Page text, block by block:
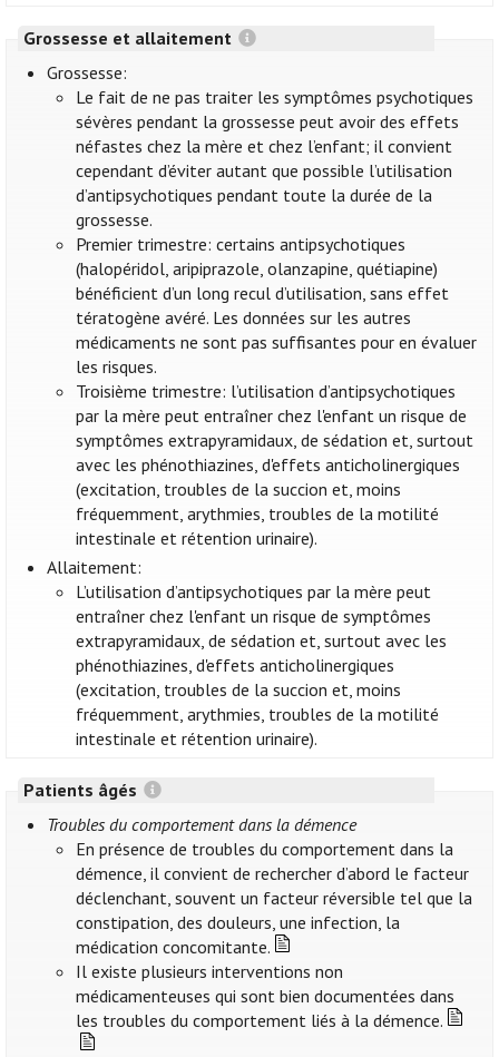
Grossesse et allaitement
Grossesse:
Le fait de ne pas traiter les symptômes psychotiques
sévères pendant la grossesse peut avoir des effets
néfastes chez la mère et chez l’enfant; il convient
cependant d’éviter autant que possible l’utilisation
d’antipsychotiques pendant toute la durée de la
grossesse.
Premier trimestre: certains antipsychotiques
(halopéridol, aripiprazole, olanzapine, quétiapine)
bénéficient d’un long recul d’utilisation, sans effet
tératogène avéré. Les données sur les autres
médicaments ne sont pas suffisantes pour en évaluer
les risques.
Troisième trimestre: l’utilisation d’antipsychotiques
par la mère peut entraîner chez l'enfant un risque de
symptômes extrapyramidaux, de sédation et, surtout
avec les phénothiazines, d'effets anticholinergiques
(excitation, troubles de la succion et, moins
fréquemment, arythmies, troubles de la motilité
intestinale et rétention urinaire).
Allaitement:
L’utilisation d’antipsychotiques par la mère peut
entraîner chez l'enfant un risque de symptômes
extrapyramidaux, de sédation et, surtout avec les
phénothiazines, d'effets anticholinergiques
(excitation, troubles de la succion et, moins
fréquemment, arythmies, troubles de la motilité
intestinale et rétention urinaire).
Patients âgés
Troubles du comportement dans la démence
En présence de troubles du comportement dans la
démence, il convient de rechercher d’abord le facteur
déclenchant, souvent un facteur réversible tel que la
constipation, des douleurs, une infection, la
médication concomitante.
Il existe plusieurs interventions non
médicamenteuses qui sont bien documentées dans
les troubles du comportement liés à la démence.